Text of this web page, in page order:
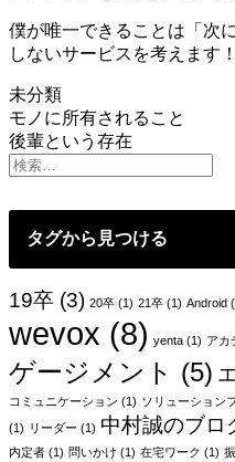
僕が唯一できることは「次
しないサービスを考えます！
未分類
投
稿
ビ
ゲ
ー
シ
ョ
ン
モノに所有されること
後輩という存在
タグから見つける
19卒 (3) 20卒 (1) 21卒 (1) Android
wevox (8) yenta (1) アカ
ゲージメント (5)
コミュニケーション (1) ソリューション
(1) リーダー (1) 中村誠のブロ
内定者 (1) 問いかけ (1) 在宅ワーク (1)